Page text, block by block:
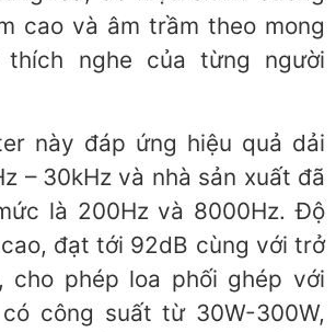
cao và âm trầm theo mong
nghe của từng người
này đáp ứng hiệu quả dải
– 30kHz và nhà sản xuất đã
là 200Hz và 8000Hz. Độ
đạt tới 92dB cùng với trở
cho phép loa phối ghép với
công suất từ 30W-300W,